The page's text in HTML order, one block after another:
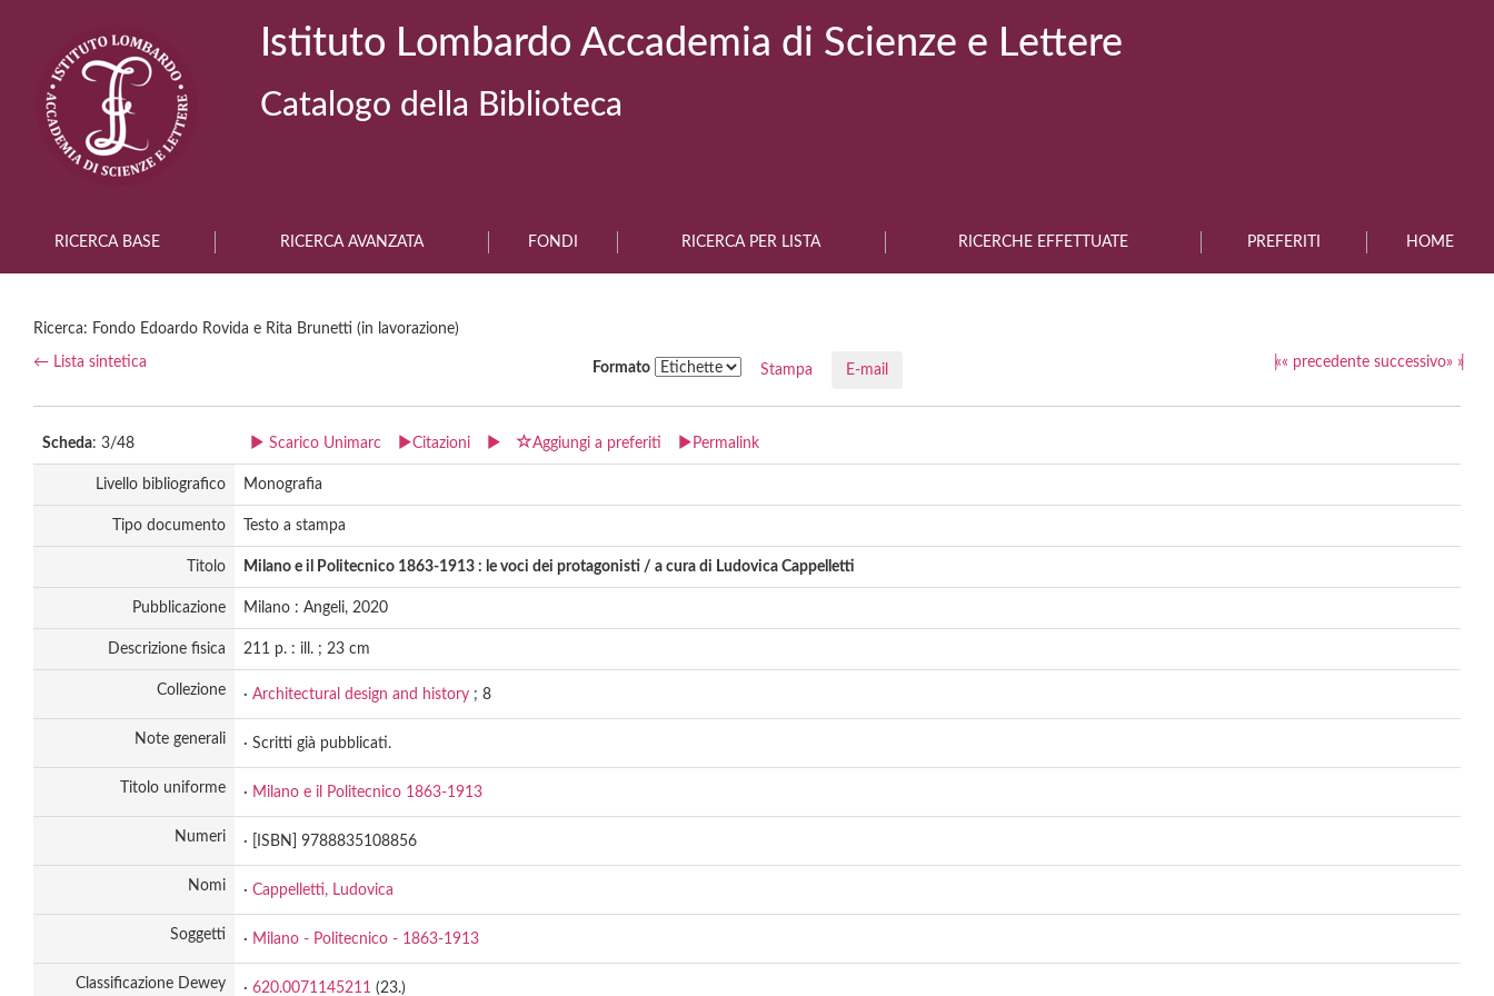
Istituto Lombardo Accademia di Scienze e Lettere
Catalogo della Biblioteca
RICERCA BASE RICERCA AVANZATA FONDI RICERCA PER LISTA RICERCHE EFFETTUATE PREFERITI HOME
Ricerca: Fondo Edoardo Rovida e Rita Brunetti (in lavorazione)
← Lista sintetica Formato Stampa E-mail |« « precedente successivo» »|
Scheda: 3/48 Scarico Unimarc Citazioni Aggiungi a preferiti Permalink
Livello bibliografico Monografia
Tipo documento Testo a stampa
Titolo Milano e il Politecnico 1863-1913 : le voci dei protagonisti / a cura di Ludovica Cappelletti
Pubblicazione Milano : Angeli, 2020
Descrizione fisica 211 p. : ill. ; 23 cm
Collezione · Architectural design and history ; 8
Note generali · Scritti già pubblicati.
Titolo uniforme · Milano e il Politecnico 1863-1913
Numeri · [ISBN] 9788835108856
Nomi · Cappelletti, Ludovica
Soggetti · Milano - Politecnico - 1863-1913
Classificazione Dewey · 620.0071145211 (23.)